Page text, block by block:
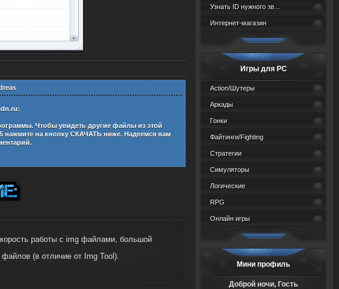
Узнать ID нужного зв...
Интернет-магазин
Игры для PC
Action/Шутеры
Аркады
Гонки
Файтинги/Fighting
Стратегии
Симуляторы
Логические
RPG
Онлайн игры
Мини профиль
Доброй ночи, Гость
. Чтобы увидеть другие файлы из этой
нажмите на кнопку СКАЧАТЬ ниже. Надеемся вам
работы с img файлами, большой
(в отличие от Img Tool).